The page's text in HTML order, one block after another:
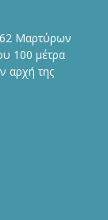
62 Μαρτύρων
100 μέτρα
αρχή της